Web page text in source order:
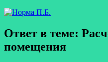
Ответ в теме:
помещения